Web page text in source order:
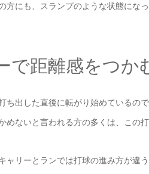
方にも、スランプのような状態にな
で距離感をつか
ち出した直後に転がり始めているの
めないと言われる方の多くは、この
ャリーとランでは打球の進み方が違